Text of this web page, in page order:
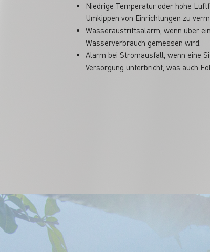
Niedrige Temperatur oder hohe
Umkippen von Einrichtungen zu
Wasseraustrittsalarm, wenn über
Wasserverbrauch gemessen wird.
Alarm bei Stromausfall, wenn eine
Versorgung unterbricht, was auch